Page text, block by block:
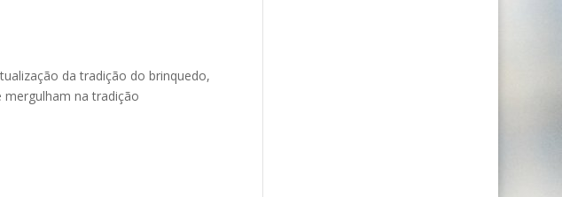
da tradição do brinquedo,
na tradição